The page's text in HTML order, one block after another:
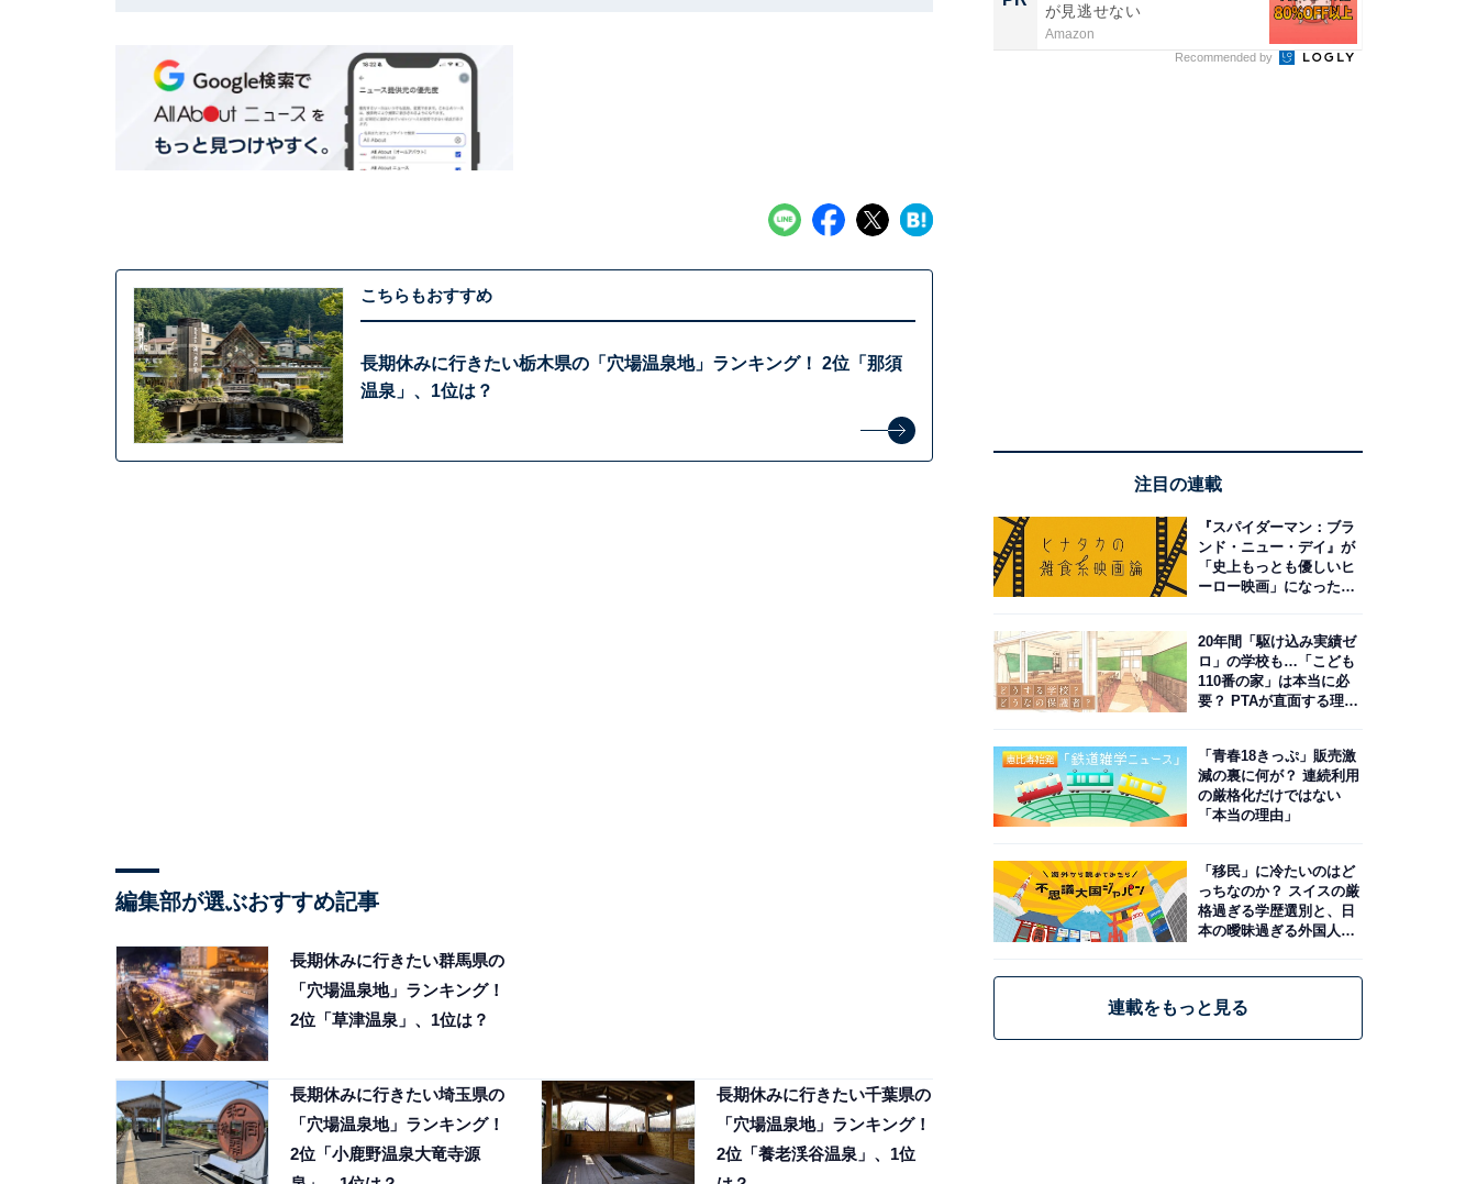
こちらもおすすめ
長期休みに行きたい栃木県の「穴場温泉地」ランキング！ 2位「那須
温泉」、1位は？
編集部が選ぶおすすめ記事
長期休みに行きたい群馬県の
「穴場温泉地」ランキング！
2位「草津温泉」、1位は？
長期休みに行きたい埼玉県の
「穴場温泉地」ランキング！
2位「小鹿野温泉大竜寺源
長期休みに行きたい千葉県の
「穴場温泉地」ランキング！
2位「養老渓谷温泉」、1位
が見逃せない
Amazon
Recommended by
注目の連載
『スパイダーマン：ブラ
ンド・ニュー・デイ』が
「史上もっとも優しいヒ
ーロー映画」になった理
20年間「駆け込み実績ゼ
ロ」の学校も…「こども
110番の家」は本当に必
要？ PTAが直面する理想
「青春18きっぷ」販売激
減の裏に何が？ 連続利用
の厳格化だけではない
「本当の理由」
「移民」に冷たいのはど
っちなのか？ スイスの厳
格過ぎる学歴選別と、日
本の曖昧過ぎる外国人政
連載をもっと見る